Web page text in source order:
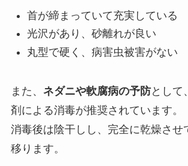
首が締まっていて充実している
光沢があり、砂離れが良い
丸型で硬く、病害虫被害がない
また、 ネダニや軟腐病の予防として
剤による消毒が推奨されています。
消毒後は陰干しし、完全に乾燥させ
移ります。